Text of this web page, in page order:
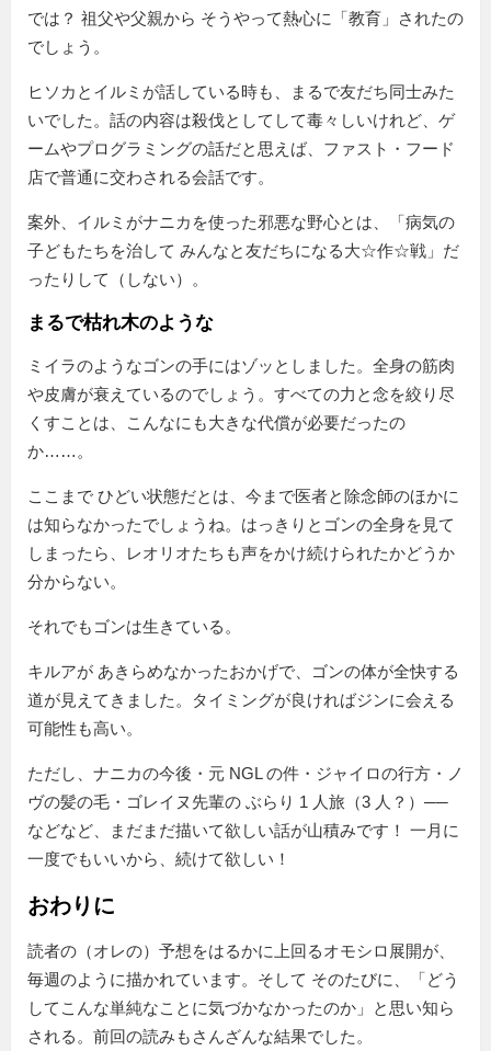
では？ 祖父や父親から そうやって熱心に「教育」されたの
でしょう。
ヒソカとイルミが話している時も、まるで友だち同士みた
いでした。話の内容は殺伐としてして毒々しいけれど、ゲ
ームやプログラミングの話だと思えば、ファスト・フード
店で普通に交わされる会話です。
案外、イルミがナニカを使った邪悪な野心とは、「病気の
子どもたちを治して みんなと友だちになる大☆作☆戦」だ
ったりして（しない）。
まるで枯れ木のような
ミイラのようなゴンの手にはゾッとしました。全身の筋肉
や皮膚が衰えているのでしょう。すべての力と念を絞り尽
くすことは、こんなにも大きな代償が必要だったの
か……。
ここまで ひどい状態だとは、今まで医者と除念師のほかに
は知らなかったでしょうね。はっきりとゴンの全身を見て
しまったら、レオリオたちも声をかけ続けられたかどうか
分からない。
それでもゴンは生きている。
キルアが あきらめなかったおかげで、ゴンの体が全快する
道が見えてきました。タイミングが良ければジンに会える
可能性も高い。
ただし、ナニカの今後・元 NGL の件・ジャイロの行方・ノ
ヴの髪の毛・ゴレイヌ先輩の ぶらり 1 人旅（3 人？）──
などなど、まだまだ描いて欲しい話が山積みです！ 一月に
一度でもいいから、続けて欲しい！
おわりに
読者の（オレの）予想をはるかに上回るオモシロ展開が、
毎週のように描かれています。そして そのたびに、「どう
してこんな単純なことに気づかなかったのか」と思い知ら
される。前回の読みもさんざんな結果でした。